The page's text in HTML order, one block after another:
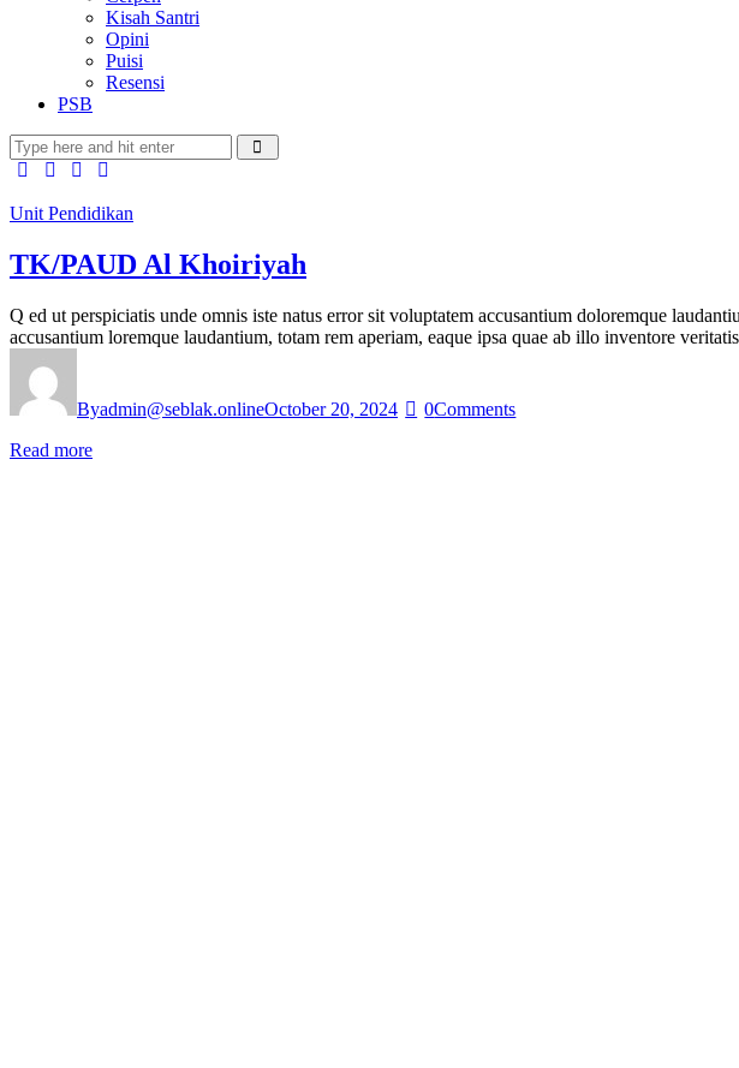
Kisah Santri
Opini
Puisi
Resensi
PSB
Unit Pendidikan
TK/PAUD Al Khoiriyah
Q ed ut perspiciatis unde omnis iste natus error sit voluptatem accusantium doloremque
accusantium loremque laudantium, totam rem aperiam, eaque ipsa quae ab illo inventore
Byadmin@seblak.onlineOctober 20, 2024 0Comments
Read more